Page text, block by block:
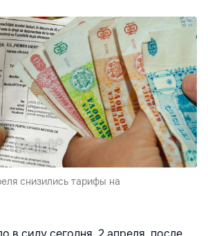
снизились тарифы на